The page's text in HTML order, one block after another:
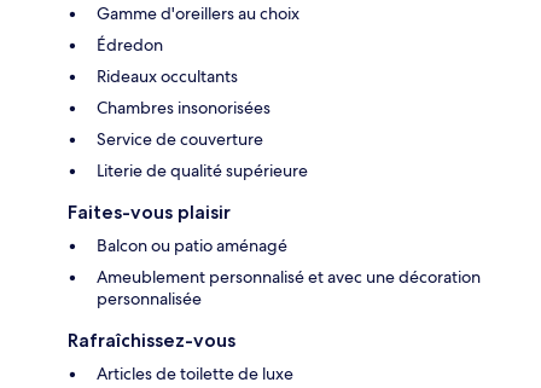
Gamme d'oreillers au choix
Édredon
Rideaux occultants
Chambres insonorisées
Service de couverture
Literie de qualité supérieure
Faites-vous plaisir
Balcon ou patio aménagé
Ameublement personnalisé et avec une décoration
personnalisée
Rafraîchissez-vous
Articles de toilette de luxe